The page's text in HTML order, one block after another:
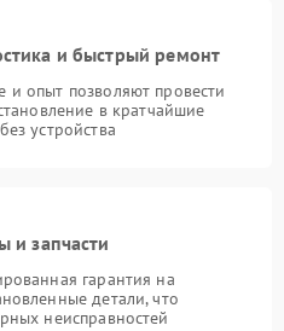
и быстрый ремонт
опыт позволяют провести
в кратчайшие
устройства
и запчасти
гарантия на
детали, что
неисправностей